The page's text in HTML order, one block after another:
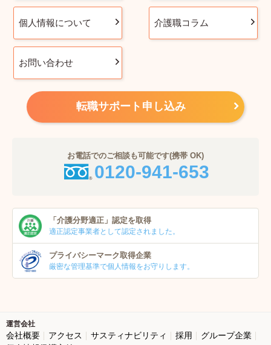
個人情報について 介護職コラム
お問い合わせ
転職サポート申し込み
お電話でのご相談も可能です(携帯 OK)
0120-941-653
「介護分野適正」 認定を取得
適正認定事業者として認定されました。
プライバシーマーク取得企業
厳密な管理基準で個人情報をお守りします。
運営会社
会社概要 アクセス サスティナビリティ 採用
グループ企業